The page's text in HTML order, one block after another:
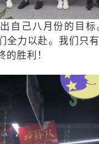
自己八月份的目
全力以赴。我们只
的胜利！